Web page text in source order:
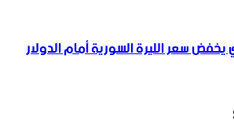
سعر الليرة السورية أمام الدولار